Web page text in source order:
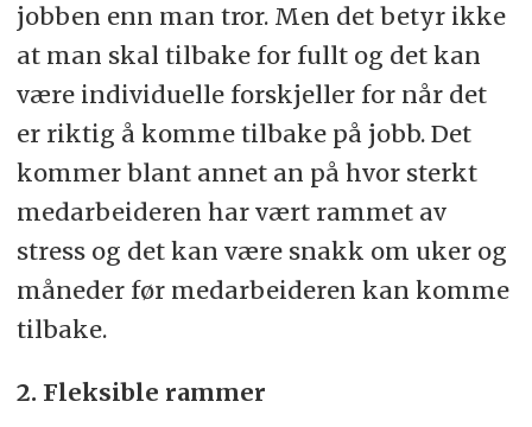
jobben enn man tror. Men det betyr ikke
at man skal tilbake for fullt og det kan
være individuelle forskjeller for når det
er riktig å komme tilbake på jobb. Det
kommer blant annet an på hvor sterkt
medarbeideren har vært rammet av
stress og det kan være snakk om uker og
måneder før medarbeideren kan komme
tilbake.
2. Fleksible rammer